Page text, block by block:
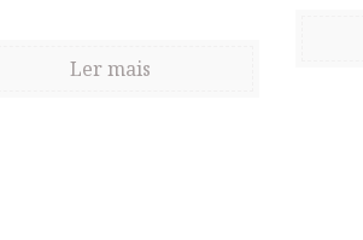
Ler mais